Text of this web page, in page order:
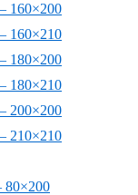
160×200
160×210
180×200
180×210
200×200
210×210
80×200